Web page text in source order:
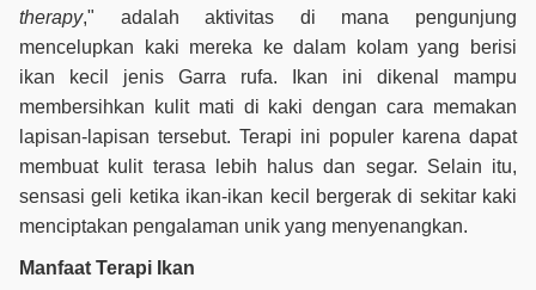
therapy," adalah aktivitas di mana pengunjung
mencelupkan kaki mereka ke dalam kolam yang berisi
ikan kecil jenis Garra rufa. Ikan ini dikenal mampu
membersihkan kulit mati di kaki dengan cara memakan
lapisan-lapisan tersebut. Terapi ini populer karena dapat
membuat kulit terasa lebih halus dan segar. Selain itu,
sensasi geli ketika ikan-ikan kecil bergerak di sekitar kaki
menciptakan pengalaman unik yang menyenangkan.
Manfaat Terapi Ikan